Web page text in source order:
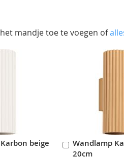
mandje toe te voegen of
beige
Wandlamp
20cm
In